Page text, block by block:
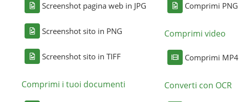
Screenshot pagina web in JPG
Screenshot sito in PNG
Screenshot sito in TIFF
Comprimi i tuoi documenti
Comprimi PNG
Comprimi video
Comprimi MP4
Converti con OCR